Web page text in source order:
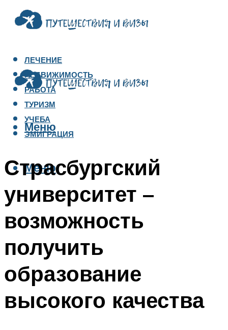
ЛЕЧЕНИЕ
НЕДВИЖИМОСТЬ
РАБОТА
ТУРИЗМ
УЧЕБА
ЭМИГРАЦИЯ
Меню
Меню
Страсбургский
университет –
возможность
получить
образование
высокого качества